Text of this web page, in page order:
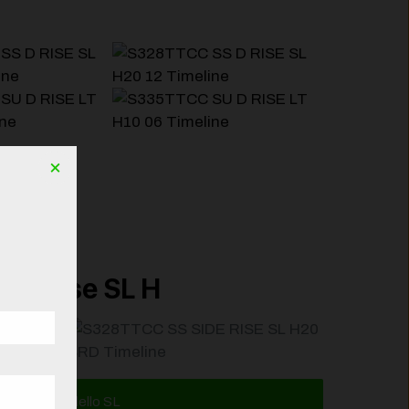
Rise SL H
Scopri il modello SL
×